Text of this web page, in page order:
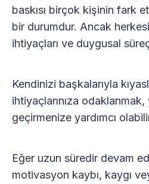
baskısı birçok kişinin fark
bir durumdur. Ancak
ihtiyaçları ve duygusal
Kendinizi başkalarıyla
ihtiyaçlarınıza
geçirmenize yardımcı
Eğer uzun süredir devam
motivasyon kaybı, kaygı